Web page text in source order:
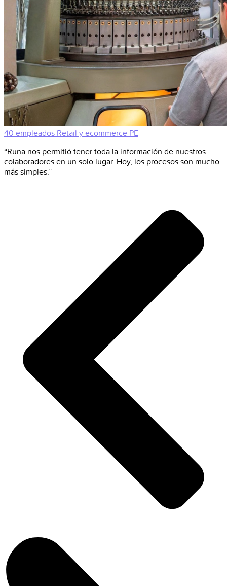
40 empleados Retail y ecommerce PE
“Runa nos permitió tener toda la información de nuestros
colaboradores en un solo lugar. Hoy, los procesos son mucho
más simples.”